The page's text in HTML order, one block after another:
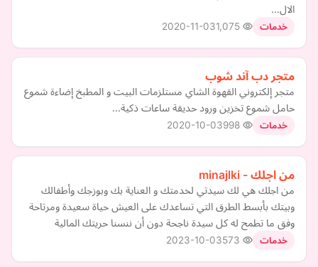
الال…
خدمات 2020-11-03
متجر دب آند شوب
متجر إلكتروني القهوة الشاي مستلزمات البيت و المطبخ إضاءة شموع
حامل شموع تخزين ورود حديقة ساعات ذكية...
خدمات 2020-10-03
من اجلك - minajlki
من اجلك هي لك سيدتي لخدمتك و العناية بك وبوزجك وأطفالك
وبيتك بأبسط الطرق التي تساعدك على العيش حياة سعيدة ومرتاحة
وفق ما تطمح له كل سيدة ناجحة دون أن ننسنا حريتك المالية
خدمات 2023-10-03